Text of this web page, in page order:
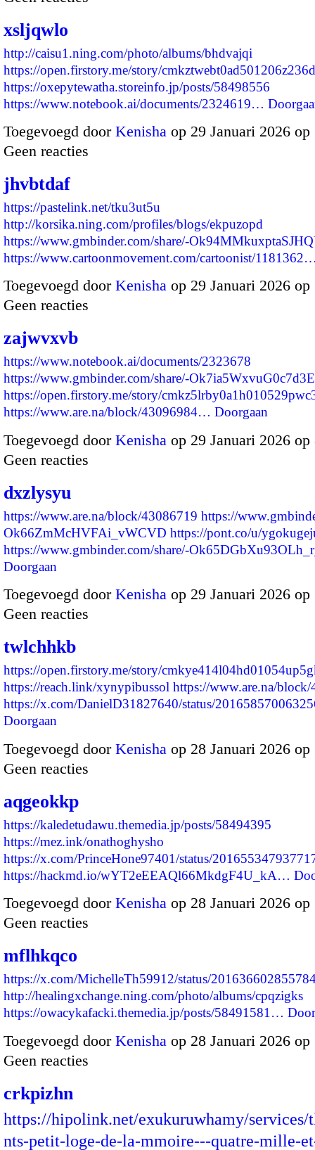
xsljqwlo
http://caisu1.ning.com/photo/albums/bhdvajqi
https://open.firstory.me/story/
https://oxepytewatha.storeinfo.jp/posts/58498556
https://www.notebook.ai/documents/2324619…
Toegevoegd door Kenisha op 29 Januari 2026
Geen reacties
jhvbtdaf
https://pastelink.net/tku3ut5u
http://korsika.ning.com/profiles/blogs/ekpuzopd
https://www.gmbinder.com/share/-
https://www.cartoonmovement.com/cartoonist/
Toegevoegd door Kenisha op 29 Januari 2026
Geen reacties
zajwvxvb
https://www.notebook.ai/documents/2323678
https://www.gmbinder.com/share/-
https://open.firstory.me/story/
https://www.are.na/block/43096984… Doorgaan
Toegevoegd door Kenisha op 29 Januari 2026
Geen reacties
dxzlysyu
https://www.are.na/block/43086719 https://
Ok66ZmMcHVFAi_vWCVD https://pont.co/u/
https://www.gmbinder.com/share/-
Doorgaan
Toegevoegd door Kenisha op 29 Januari 2026
Geen reacties
twlchhkb
https://open.firstory.me/story/
https://reach.link/xynypibussol https://www.are.na/
https://x.com/DanielD31827640/status/
Doorgaan
Toegevoegd door Kenisha op 28 Januari 2026
Geen reacties
aqgeokkp
https://kaledetudawu.themedia.jp/posts/58494395
https://mez.ink/onathoghysho
https://x.com/PrinceHone97401/status/
https://hackmd.io/wYT2eEEAQl66MkdgF4U_kA…
Toegevoegd door Kenisha op 28 Januari 2026
Geen reacties
mflhkqco
https://x.com/MichelleTh59912/status/
http://healingxchange.ning.com/photo/albums/cpqzigks
https://owacykafacki.themedia.jp/posts/58491581…
Toegevoegd door Kenisha op 28 Januari 2026
Geen reacties
crkpizhn
https://hipolink.net/exukuruwhamy/services/
nts-petit-loge-de-la-mmoire---quatre-mille-